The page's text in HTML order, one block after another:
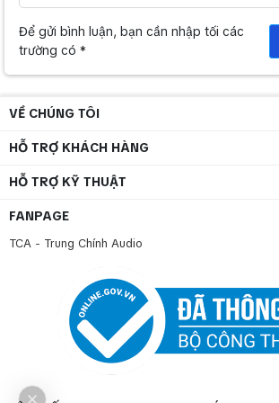
bạn sẽ có cơ hội nhận được những chế độ hậu
lâu.
Nếu bạn đang muốn tìm hiểu dòng LOA
loa karaoke và tầm quan trọng trong hệ
Để gửi bình luận, bạn cần nhập tối các
trường có *
VỀ CHÚNG TÔI
HỖ TRỢ KHÁCH HÀNG
HỖ TRỢ KỸ THUẬT
FANPAGE
TCA - Trung Chính Audio